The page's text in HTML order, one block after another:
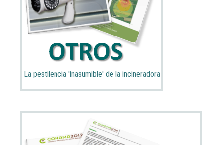
La pestilencia 'inasumible' de la incineradora